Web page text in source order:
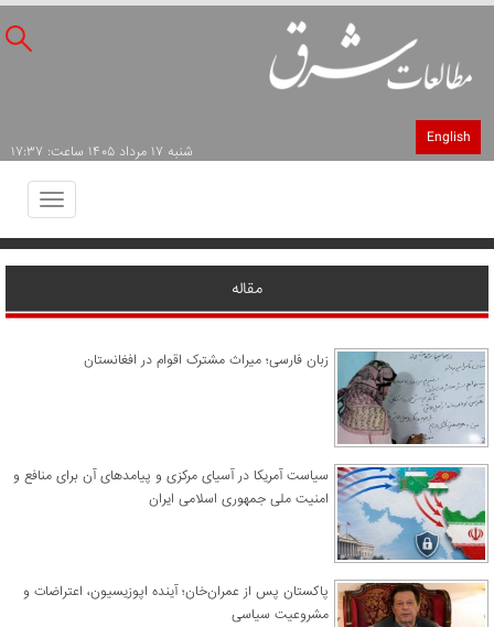
English
شنبه ۱۷ مرداد ۱۴۰۵ ساعت: ۱۷:۳۷
Toggle
مقاله
زبان فارسی؛ میراث مشترک اقوام در افغانستان
سیاست آمریکا در آسیای مرکزی و پیامدهای آن برای منافع و
امنیت ملی جمهوری اسلامی ایران
پاکستان پس از عمران‌خان؛ آینده اپوزیسیون، اعتراضات و
مشروعیت سیاسی